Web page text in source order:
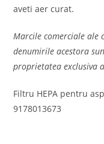
aveti aer curat.
Marcile comerciale ale
denumirile acestora
proprietatea exclusiva
Filtru HEPA pentru
9178013673